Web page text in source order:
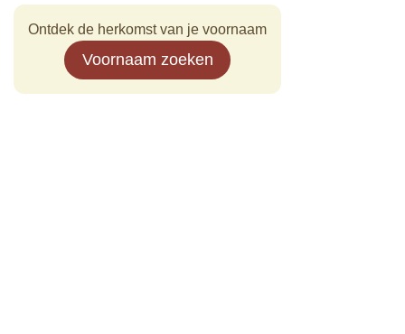
Ontdek de herkomst van je voornaam
Voornaam zoeken